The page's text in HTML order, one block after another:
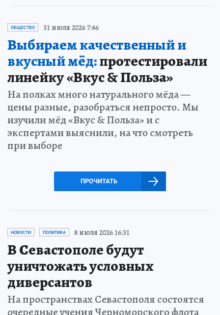
ОБЩЕСТВО 31 июля 2026 7:46
Выбираем качественный и
вкусный мёд:протестировали
линейку «Вкус & Польза»
На полках много натурального мёда —
цены разные, разобраться непросто. Мы
изучили мёд «Вкус & Польза» и с
экспертами выяснили, на что смотреть
при выборе
ПРОЧИТАТЬ
НОВОСТИ ПОЛИТИКА 8 июля 2026 16:31
В Севастополе будут
уничтожать условных
диверсантов
На пространствах Севастополя состоятся
очередные учения Черноморского флота